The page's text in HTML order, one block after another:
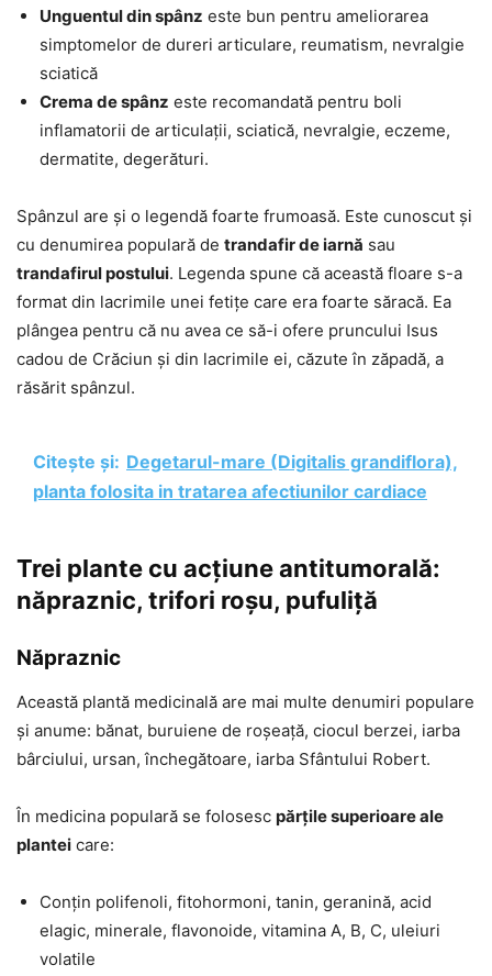
Unguentul din spânz este bun pentru ameliorarea
simptomelor de dureri articulare, reumatism, nevralgie
sciatică
Crema de spânz este recomandată pentru boli
inflamatorii de articulații, sciatică, nevralgie, eczeme,
dermatite, degerături.
Spânzul are și o legendă foarte frumoasă. Este cunoscut și
cu denumirea populară de trandafir de iarnă sau
trandafirul postului. Legenda spune că această floare s-a
format din lacrimile unei fetițe care era foarte săracă. Ea
plângea pentru că nu avea ce să-i ofere pruncului Isus
cadou de Crăciun și din lacrimile ei, căzute în zăpadă, a
răsărit spânzul.
Citește și: Degetarul-mare (Digitalis grandiflora),
planta folosita in tratarea afectiunilor cardiace
Trei plante cu acțiune antitumorală:
năpraznic, trifori roșu, pufuliță
Năpraznic
Această plantă medicinală are mai multe denumiri populare
și anume: bănat, buruiene de roșeață, ciocul berzei, iarba
bârciului, ursan, închegătoare, iarba Sfântului Robert.
În medicina populară se folosesc părțile superioare ale
plantei care:
Conțin polifenoli, fitohormoni, tanin, geranină, acid
elagic, minerale, flavonoide, vitamina A, B, C, uleiuri
volatile